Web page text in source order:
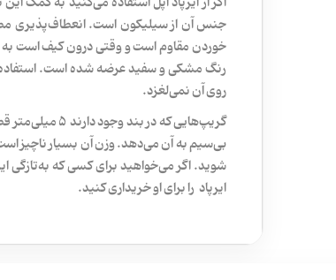
جنس آن از سیلیکون است. انعطاف‌پذیری
رنگ مشکی و سفید عرضه شده است. استفاده
روی آن نمی‌لغزد.
بی‌سیم به آن می‌دهد. وزن آن بسیار ناچیز
شوید. اگر می‌خواهید برای کسی که به‌تازگی
ایرپاد را برای او خریداری کنید.